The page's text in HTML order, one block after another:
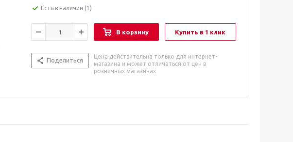
Есть в наличии (1)
В корзину Купить в 1 клик
Поделиться
Цена действительна только для интернет-
магазина и может отличаться от цен в
розничных магазинах